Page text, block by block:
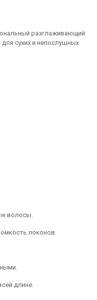
разглаживающий
сухих и непослушных
волосы.
локонов.
длине.